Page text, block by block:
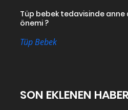
Tüp bebek tedavisinde anne
önemi ?
Tüp Bebek
SON EKLENEN